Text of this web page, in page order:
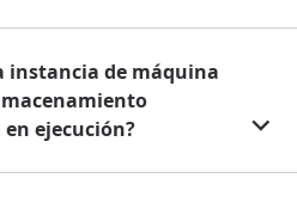
instancia de máquina
ejecución?